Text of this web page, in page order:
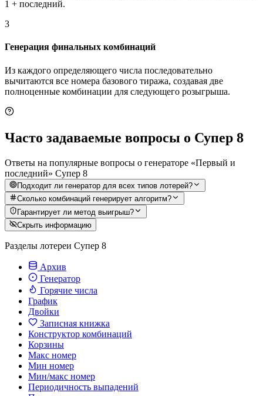
1 + последний.
3
Генерация финальных комбинаций
Из каждого определяющего числа последовательно
вычитаются все номера базового тиража, создавая две
полноценные комбинации для следующего розыгрыша.
Часто задаваемые вопросы о Супер 8
Ответы на популярные вопросы о генераторе «Первый и
последний» Супер 8
Подходит ли генератор для всех типов лотерей?
Сколько комбинаций генерирует алгоритм?
Гарантирует ли метод выигрыш?
Скрыть информацию
Разделы лотереи Супер 8
Архив
Генератор
Горячие числа
График
Двойки
Записная книжка
Конструктор комбинаций
Корзины
Макс номер
Мин номер
Мин/макс номер
Периодичность выпадений